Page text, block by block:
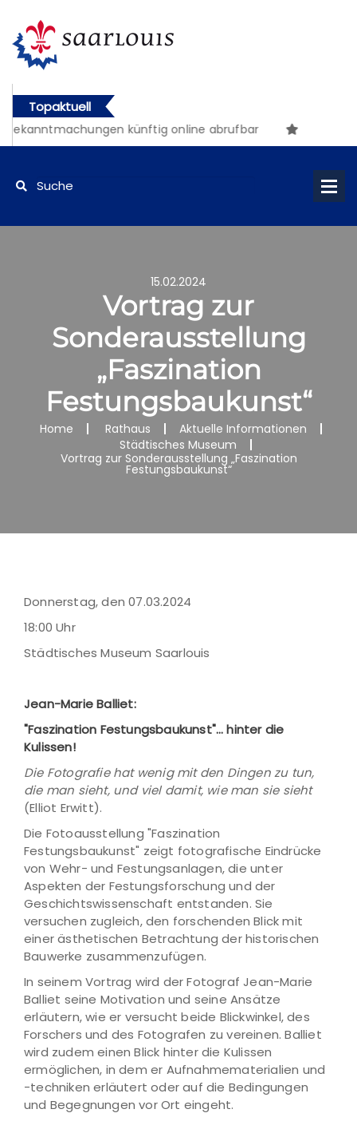
Topaktuell
künftig online abrufbar
15.02.2024
Vortrag zur
Sonderausstellung
„Faszination
Festungsbaukunst“
Home Rathaus
Aktuelle Informationen
Städtisches Museum
Vortrag zur Sonderausstellung „Faszination
Festungsbaukunst“
Donnerstag, den 07.03.2024
18:00 Uhr
Städtisches Museum Saarlouis
Jean-Marie Balliet:
"Faszination Festungsbaukunst"… hinter die
Kulissen!
Die Fotografie hat wenig mit den Dingen zu tun,
die man sieht, und viel damit, wie man sie sieht
(Elliot Erwitt).
Die Fotoausstellung "Faszination
Festungsbaukunst" zeigt fotografische Eindrücke
von Wehr- und Festungsanlagen, die unter
Aspekten der Festungsforschung und der
Geschichtswissenschaft entstanden. Sie
versuchen zugleich, den forschenden Blick mit
einer ästhetischen Betrachtung der historischen
Bauwerke zusammenzufügen.
In seinem Vortrag wird der Fotograf Jean-Marie
Balliet seine Motivation und seine Ansätze
erläutern, wie er versucht beide Blickwinkel, des
Forschers und des Fotografen zu vereinen. Balliet
wird zudem einen Blick hinter die Kulissen
ermöglichen, in dem er Aufnahmematerialien und
-techniken erläutert oder auf die Bedingungen
und Begegnungen vor Ort eingeht.